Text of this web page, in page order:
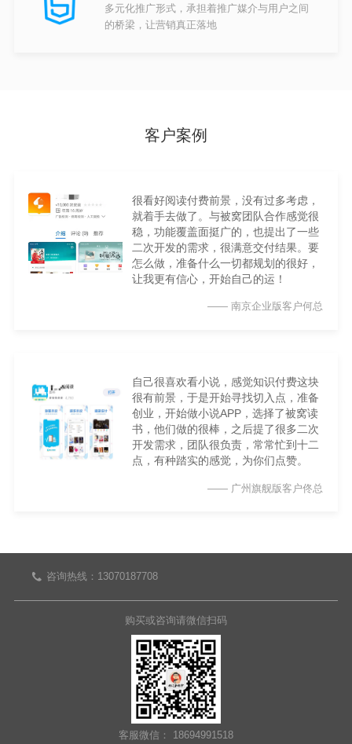
多元化推广形式，承担着推广媒介与用户之间
的桥梁，让营销真正落地
客户案例
很看好阅读付费前景，没有过多考虑，
就着手去做了。与被窝团队合作感觉很
稳，功能覆盖面挺广的，也提出了一些
二次开发的需求，很满意交付结果。要
怎么做，准备什么一切都规划的很好，
让我更有信心，开始自己的运！
—— 南京企业版客户何总
自己很喜欢看小说，感觉知识付费这块
很有前景，于是开始寻找切入点，准备
创业，开始做小说APP，选择了被窝读
书，他们做的很棒，之后提了很多二次
开发需求，团队很负责，常常忙到十二
点，有种踏实的感觉，为你们点赞。
—— 广州旗舰版客户佟总
咨询热线：13070187708
购买或咨询请微信扫码
客服微信： 18694991518